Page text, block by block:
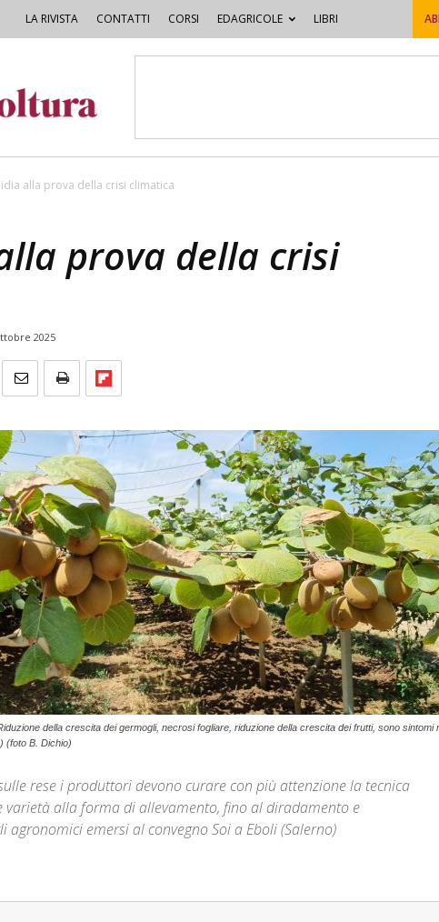
LA RIVISTA CONTATTI CORSI EDAGRICOLE LIBRI
alla prova della crisi climatica
prova della crisi
2025
della crescita dei germogli, necrosi fogliare, riduzione della crescita dei frutti, sono sintomi
(foto B. Dichio)
rese i produttori devono curare con più attenzione la tecnica
varietà alla forma di allevamento, fino al diradamento e
agronomici emersi al convegno Soi a Eboli (Salerno)